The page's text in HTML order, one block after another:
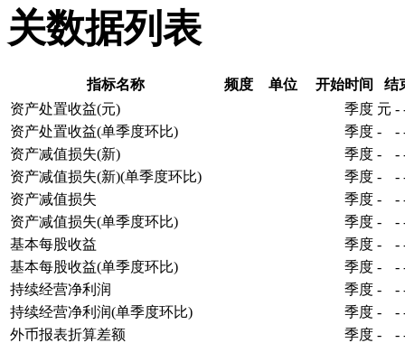
关数据列表
指标名称 频度 单位 开始时间
结
资产处置收益(元)
季度 元 -
资产处置收益(单季度环比)
季度 - -
资产减值损失(新)
季度 - -
资产减值损失(新)(单季度环比)
季度 - -
资产减值损失
季度 - -
资产减值损失(单季度环比)
季度 - -
基本每股收益
季度 - -
基本每股收益(单季度环比)
季度 - -
持续经营净利润
季度 - -
持续经营净利润(单季度环比)
季度 - -
外币报表折算差额
季度 - -